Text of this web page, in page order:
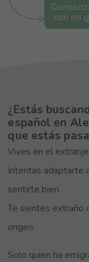
con mi
¿Estás
español en
que estás
Vives en el
Intentas adaptarte
sentirte bien.
Te sientes extraño
origen.
Solo quien ha